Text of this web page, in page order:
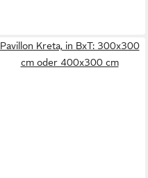
Pavillon Kreta, in BxT: 300x300
cm oder 400x300 cm